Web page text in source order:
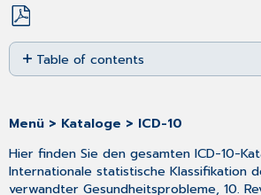
Save
as
PDF
Table of contents
Katalog
Nachschlagewerk
Menü > Kataloge > ICD-10
Hier finden Sie den gesamten ICD-10-
Internationale statistische Klassifikation
verwandter Gesundheitsprobleme, 10.